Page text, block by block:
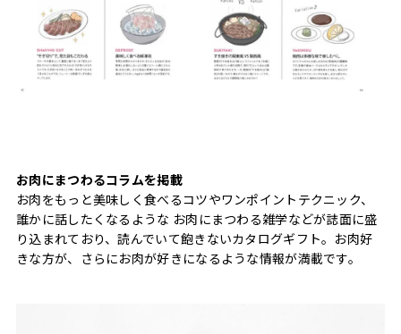
お肉にまつわるコラムを掲載
お肉をもっと美味しく食べるコツやワンポイントテクニック、
誰かに話したくなるような お肉にまつわる雑学などが誌面に盛
り込まれており、読んでいて飽きないカタログギフト。お肉好
きな方が、さらにお肉が好きになるような情報が満載です。